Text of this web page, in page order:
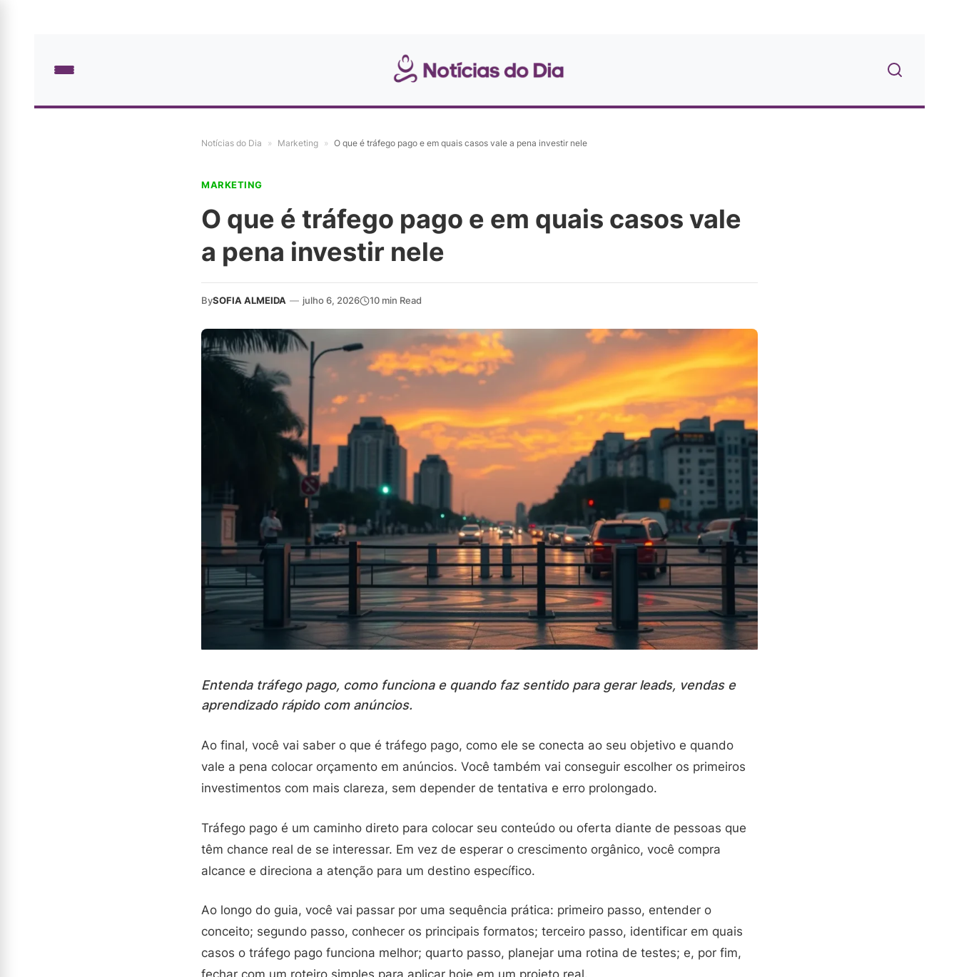
Notícias do Dia » Marketing » O que é tráfego pago e em quais casos vale a pena investir nele
MARKETING
O que é tráfego pago e em quais casos vale
a pena investir nele
BySOFIA ALMEIDA — julho 6, 2026 10 min Read
Entenda tráfego pago, como funciona e quando faz sentido para gerar leads, vendas e
aprendizado rápido com anúncios.
Ao final, você vai saber o que é tráfego pago, como ele se conecta ao seu objetivo e quando
vale a pena colocar orçamento em anúncios. Você também vai conseguir escolher os primeiros
investimentos com mais clareza, sem depender de tentativa e erro prolongado.
Tráfego pago é um caminho direto para colocar seu conteúdo ou oferta diante de pessoas que
têm chance real de se interessar. Em vez de esperar o crescimento orgânico, você compra
alcance e direciona a atenção para um destino específico.
Ao longo do guia, você vai passar por uma sequência prática: primeiro passo, entender o
conceito; segundo passo, conhecer os principais formatos; terceiro passo, identificar em quais
casos o tráfego pago funciona melhor; quarto passo, planejar uma rotina de testes; e, por fim,
fechar com um roteiro simples para aplicar hoje em um projeto real.